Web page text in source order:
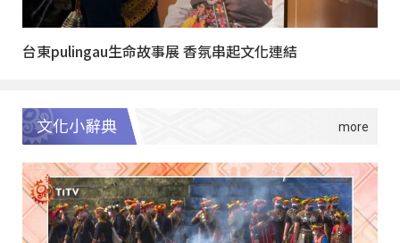
台東pulingau生命故事展 香氛串起文化連結
文化小辭典